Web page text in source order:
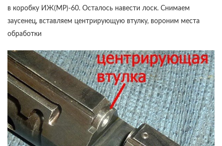
в коробку ИЖ(МР)-60. Осталось навести лоск. Снимаем
заусенец, вставляем центрирующую втулку, вороним места
обработки